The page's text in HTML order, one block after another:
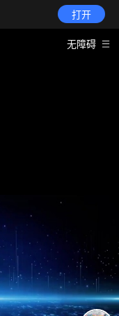
打开
无障碍